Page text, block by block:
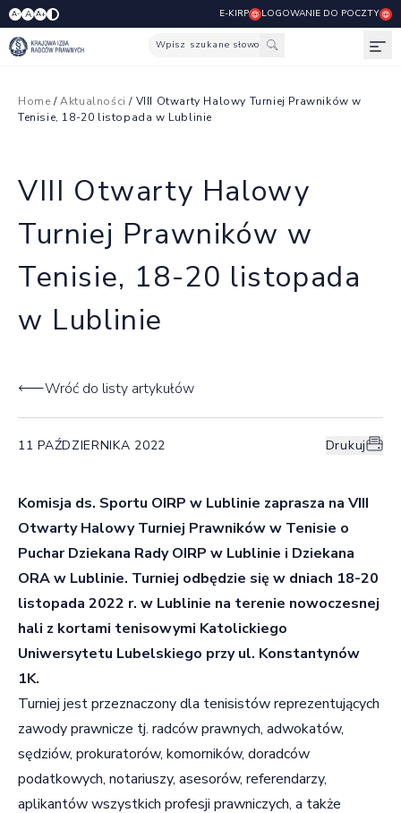
A- A A+ E-KIRP LOGOWANIE DO POCZTY
Wpisz szukane słowo
Home /Aktualności / VIII Otwarty Halowy Turniej Prawników w
Tenisie, 18-20 listopada w Lublinie
VIII Otwarty Halowy
Turniej Prawników w
Tenisie, 18-20 listopada
w Lublinie
Wróć do listy artykułów
11 PAŹDZIERNIKA 2022 Drukuj
Komisja ds. Sportu OIRP w Lublinie zaprasza na VIII
Otwarty Halowy Turniej Prawników w Tenisie o
Puchar Dziekana Rady OIRP w Lublinie i Dziekana
ORA w Lublinie. Turniej odbędzie się w dniach 18-20
listopada 2022 r. w Lublinie na terenie nowoczesnej
hali z kortami tenisowymi Katolickiego
Uniwersytetu Lubelskiego przy ul. Konstantynów
1K.
Turniej jest przeznaczony dla tenisistów reprezentujących
zawody prawnicze tj. radców prawnych, adwokatów,
sędziów, prokuratorów, komorników, doradców
podatkowych, notariuszy, asesorów, referendarzy,
aplikantów wszystkich profesji prawniczych, a także